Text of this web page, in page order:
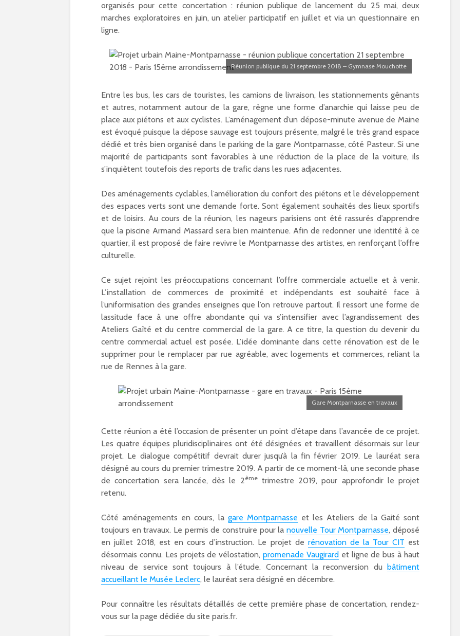
organisés pour cette concertation : réunion publique de lancement du 25 mai, deux
marches exploratoires en juin, un atelier participatif en juillet et via un questionnaire en
ligne.
Réunion publique du 21 septembre 2018 – Gymnase Mouchotte
Entre les bus, les cars de touristes, les camions de livraison, les stationnements gênants
et autres, notamment autour de la gare, règne une forme d’anarchie qui laisse peu de
place aux piétons et aux cyclistes. L’aménagement d’un dépose-minute avenue de Maine
est évoqué puisque la dépose sauvage est toujours présente, malgré le très grand espace
dédié et très bien organisé dans le parking de la gare Montparnasse, côté Pasteur. Si une
majorité de participants sont favorables à une réduction de la place de la voiture, ils
s’inquiètent toutefois des reports de trafic dans les rues adjacentes.
Des aménagements cyclables, l’amélioration du confort des piétons et le développement
des espaces verts sont une demande forte. Sont également souhaités des lieux sportifs
et de loisirs. Au cours de la réunion, les nageurs parisiens ont été rassurés d’apprendre
que la piscine Armand Massard sera bien maintenue. Afin de redonner une identité à ce
quartier, il est proposé de faire revivre le Montparnasse des artistes, en renforçant l’offre
culturelle.
Ce sujet rejoint les préoccupations concernant l’offre commerciale actuelle et à venir.
L’installation de commerces de proximité et indépendants est souhaité face à
l’uniformisation des grandes enseignes que l’on retrouve partout. Il ressort une forme de
lassitude face à une offre abondante qui va s’intensifier avec l’agrandissement des
Ateliers Gaîté et du centre commercial de la gare. A ce titre, la question du devenir du
centre commercial actuel est posée. L’idée dominante dans cette rénovation est de le
supprimer pour le remplacer par rue agréable, avec logements et commerces, reliant la
rue de Rennes à la gare.
Gare Montparnasse en travaux
Cette réunion a été l’occasion de présenter un point d’étape dans l’avancée de ce projet.
Les quatre équipes pluridisciplinaires ont été désignées et travaillent désormais sur leur
projet. Le dialogue compétitif devrait durer jusqu’à la fin février 2019. Le lauréat sera
désigné au cours du premier trimestre 2019. A partir de ce moment-là, une seconde phase
de concertation sera lancée, dès le 2èmetrimestre 2019, pour approfondir le projet
retenu.
Côté aménagements en cours, la gare Montparnasse et les Ateliers de la Gaité sont
toujours en travaux. Le permis de construire pour la nouvelle Tour Montparnasse, déposé
en juillet 2018, est en cours d’instruction. Le projet de rénovation de la Tour CIT est
désormais connu. Les projets de vélostation,promenade Vaugirard et ligne de bus à haut
niveau de service sont toujours à l’étude. Concernant la reconversion du
bâtiment
accueillant le Musée Leclerc, le lauréat sera désigné en décembre.
Pour connaître les résultats détaillés de cette première phase de concertation, rendez-
vous sur la page dédiée du site paris.fr.
Budget participatif
2023
Les meilleurs pains
bio d’Ile-de-France
dans le 15e
Réhabilitation et